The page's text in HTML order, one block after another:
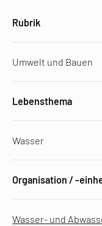
Rubrik
Umwelt und Bauen
Lebensthema
Wasser
Organisation / -
Wasser- und